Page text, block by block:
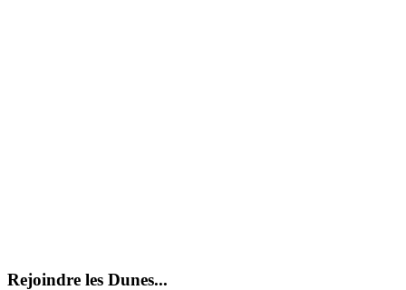
Rejoindre les Dunes...